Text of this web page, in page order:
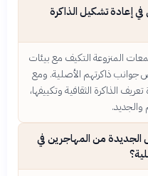
إعادة تشكيل الذاكرة
المنزوعة التكيف مع بيئات
جوانب ذاكرتهم الأصلية. ومع
الذاكرة الثقافية وتكييفها،
الجديدة من المهاجرين في